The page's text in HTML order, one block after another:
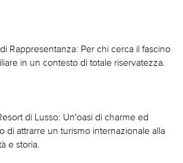
Rappresentanza: Per chi cerca il fascino
in un contesto di totale riservatezza.
di Lusso: Un'oasi di charme ed
di attrarre un turismo internazionale alla
e storia.